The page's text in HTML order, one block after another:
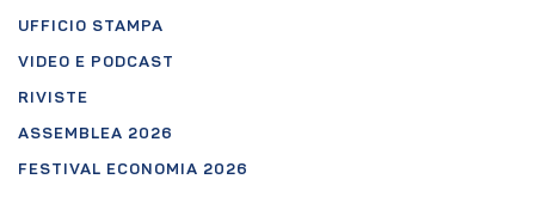
UFFICIO STAMPA
VIDEO E PODCAST
RIVISTE
ASSEMBLEA 2026
FESTIVAL ECONOMIA 2026